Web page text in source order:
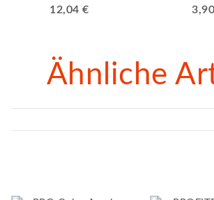
Terrabraun
12,04 €
weiss
Ähnliche